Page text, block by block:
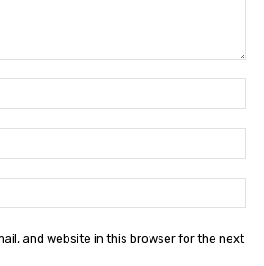
and website in this browser for the next